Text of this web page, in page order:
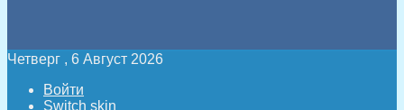
Четверг , 6 Август 2026
Войти
Switch skin